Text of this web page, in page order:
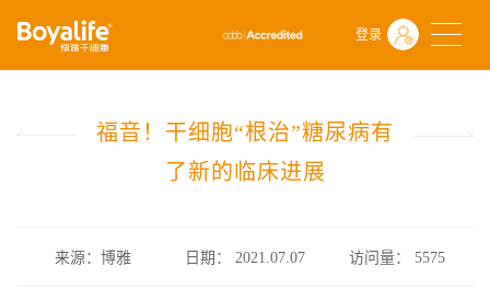
登录
首页 什么是干细胞
前沿动态
福音！干细胞“根治”糖尿病有了新的临床进展
福音！干细胞“根治”糖尿病有
了新的临床进展
来源：博雅 日期： 2021.07.07 访问量：5575